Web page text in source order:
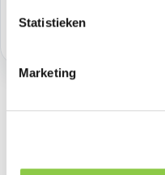
Statistieken
Marketing
De Decoded Traction